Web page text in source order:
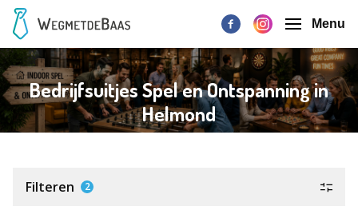
Menu
Bedrijfsuitjes Spel en Ontspanning in
Helmond
Filteren 2